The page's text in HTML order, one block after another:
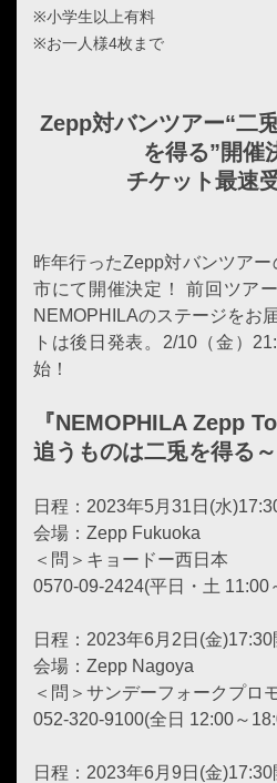
※小学生以上有料
※お一人様4枚まで
Zepp対バンツアー“二
を得る”開催
チケット最速
昨年行ったZepp対バンツア
市にて開催決定！ 前回ツア
NEMOPHILAのステージをお
トは後日発表。2/10（金）
始！
『NEMOPHILA Zepp
追うものは二兎を得る～
日程：2023年5月31日(水
会場：Zepp Fukuoka
＜問＞キョードー西日本
0570-09-2424(平日・土 11:00
日程：2023年6月2日(金
会場：Zepp Nagoya
＜問＞サンデーフォークプロ
052-320-9100(全日 12:00～
日程：2023年6月9日(金